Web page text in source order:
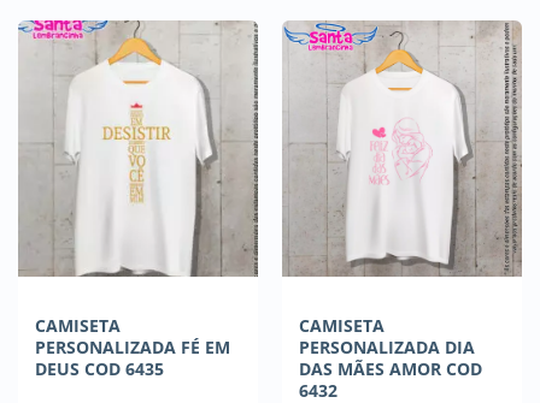
CAMISETA
PERSONALIZADA FÉ EM
DEUS COD 6435
CAMISETA
PERSONALIZADA DIA
DAS MÃES AMOR COD
6432